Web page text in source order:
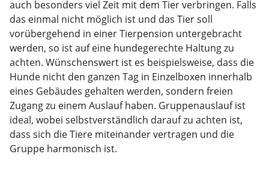
auch besonders viel Zeit mit dem Tier verbringen. Falls
das einmal nicht möglich ist und das Tier soll
vorübergehend in einer Tierpension untergebracht
werden, so ist auf eine hundegerechte Haltung zu
achten. Wünschenswert ist es beispielsweise, dass die
Hunde nicht den ganzen Tag in Einzelboxen innerhalb
eines Gebäudes gehalten werden, sondern freien
Zugang zu einem Auslauf haben. Gruppenauslauf ist
ideal, wobei selbstverständlich darauf zu achten ist,
dass sich die Tiere miteinander vertragen und die
Gruppe harmonisch ist.